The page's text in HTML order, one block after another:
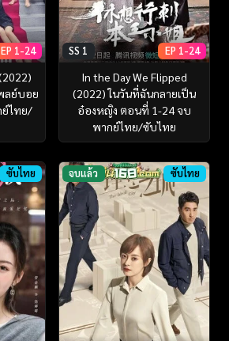
EP 1-24
ลย์บอย
ไทย/
SS 1 EP 1-24
In the Day We Flipped
(2022) ในวันที่ฉันกลายเป็น
อ๋องหญิง ตอนที่ 1-24 จบ
พากย์ไทย/ซับไทย
ซับไทย จบแล้ว ซับไทย